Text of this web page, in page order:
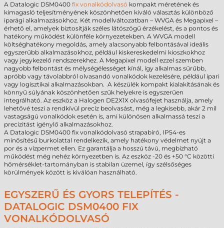
A Datalogic DSM0400 fix vonalkódolvasó kompakt méretének és
kimagasló teljesítményének köszönhetően kiváló választás különböző
iparági alkalmazásokhoz. Két modellváltozatban – WVGA és Megapixel –
érhető el, amelyek biztosítják széles látószögű érzékelést, és a pontos és
hatékony működést különféle környezetekben. A WVGA modell
költséghatékony megoldás, amely alacsonyabb felbontásával ideális
egyszerűbb alkalmazásokhoz, például kiskereskedelmi kioszkokhoz
vagy jegykezelő rendszerekhez. A Megapixel modell ezzel szemben
nagyobb felbontást és mélységélességet kínál, így alkalmas sűrűbb,
apróbb vagy távolabbról olvasandó vonalkódok kezelésére, például ipari
vagy logisztikai alkalmazásokban. A készülék kompakt kialakításának és
könnyű súlyának köszönhetően szűk helyekre is egyszerűen
integrálható. Az eszköz a Halogen DE2X1X olvasófejet használja, amely
lehetővé teszi a rendkívül precíz beolvasást, még a legkisebb, akár 2 mil
vastagságú vonalkódok esetén is, ami különösen alkalmassá teszi a
precizitást igénylő alkalmazásokhoz.
A Datalogic DSM0400 fix vonalkódolvasó strapabíró, IP54-es
minősítésű burkolattal rendelkezik, amely hatékony védelmet nyújt a
por és a vízpermet ellen. Ez garantálja a hosszú távú, megbízható
működést még nehéz környezetben is. Az eszköz -20 és +50 °C közötti
hőmérséklet-tartományban is stabilan üzemel, így szélsőséges
körülmények között is kiválóan használható.
EGYSZERŰ ÉS GYORS TELEPÍTÉS -
DATALOGIC DSM0400 FIX
VONALKÓDOLVASÓ